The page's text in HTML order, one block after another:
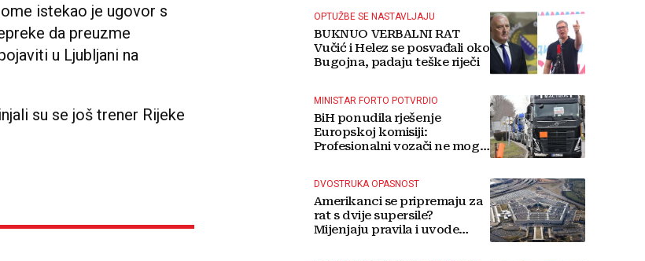
istekao je ugovor s
da preuzme
u Ljubljani na
su se još trener Rijeke
OPTUŽBE SE NASTAVLJAJU
BUKNUO VERBALNI RAT
Vučić i Helez se posvađali oko
Bugojna, padaju teške riječi
MINISTAR FORTO POTVRDIO
BiH ponudila rješenje
Europskoj komisiji:
Profesionalni vozači ne mogu
DVOSTRUKA OPASNOST
Amerikanci se pripremaju za
rat s dvije supersile?
Mijenjaju pravila i uvode